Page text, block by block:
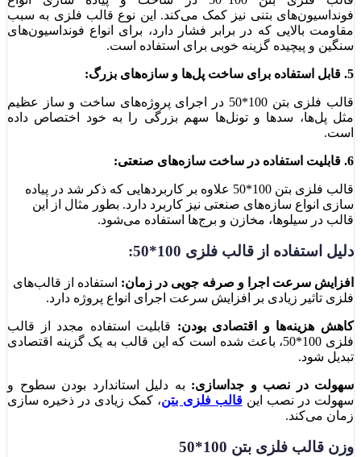
فونداسیون‌های بتنی نیز کمک می‌کند. این نوع قالب فلزی به سبب
مقاومت بالایی که در برابر فشار دارد، برای انواع فونداسیون‌های
سنگین و پیچیده گزینه خوبی برای استفاده است.
5. قابل استفاده برای ساخت پل‌ها و سازه‌های بزرگ:
قالب فلزی بتن 100*50 در اجرای پروژه‌های ساخت و ساز عظیم
مثل پل‌ها، سدها و تونل‌ها سهم بزرگی را به خود اختصاص داده
است.
6. قابلیت استفاده در ساخت سازه‌های صنعتی:
قالب فلزی بتن 100*50 علاوه بر کاربردهایی که ذکر شد در پیاده
سازی انواع سازه‌های صنعتی نیز کاربرد دارد. بطور مثال از این
قالب در سیلوها، مخازن و برج‌ها استفاده می‌شود.
دلیل استفاده از قالب فلزی 100*50:
افزایش سرعت اجرا و صرفه جویی در زمان: استفاده از قالب‌های
فلزی تاثیر زیادی بر افزایش سرعت اجرای انواع پروژه‌ دارد.
کاهش هزینه‌ها و اقتصادی بودن: قابلیت استفاده مجدد از قالب
فلزی 100*50، باعث شده است که این قالب به یک گزینه اقتصادی
تبدیل شود.
سهولت در نصب و جداسازی: به دلیل استاندارد بودن سطوح و
سهولت در نصب اینقالب فلزی بتن، کمک زیادی در ذخیره سازی
زمان می‌کند.
وزن قالب فلزی بتن 100*50